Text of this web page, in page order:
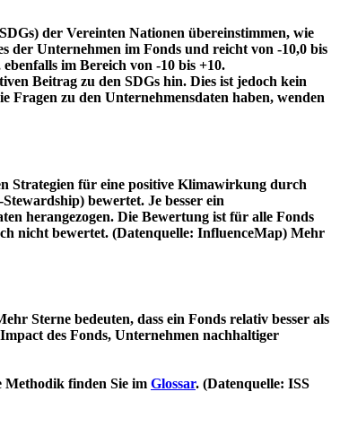
der Vereinten Nationen übereinstimmen, wie
der Unternehmen im Fonds und reicht von -10,0 bis
im Bereich von -10 bis +10.
Beitrag zu den SDGs hin. Dies ist jedoch kein
zu den Unternehmensdaten haben, wenden
Strategien für eine positive Klimawirkung durch
bewertet. Je besser ein
herangezogen. Die Bewertung ist für alle Fonds
nicht bewertet. (Datenquelle: InfluenceMap) Mehr
Sterne bedeuten, dass ein Fonds relativ besser als
des Fonds, Unternehmen nachhaltiger
Methodik finden Sie im Glossar. (Datenquelle: ISS